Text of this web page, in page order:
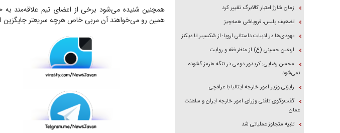
همچنین شنیده می‌شود برخی از اعضای تیم علاقه‌مند
همین رو می‌خواهند آن مربی خاص هرچه سریعتر جایگزین
زمان شارژ اعتبار کالابرگ تغییر کرد
تضعیف پلیس، فروپاشی همه‌چیز
یهودی‌ها در ادبیات داستانی اروپا؛ از شکسپیر تا دیکنز
اربعین حسینی (ع) از منظر فقه و روایت
محسن رضایی: کریدور دومی در تنگه هرمز گشوده
نمی‌شود
رایزنی وزیر امور خارجه ایتالیا با عراقچی
گفت‌وگوی تلفنی وزرای امور خارجه ایران و سلطنت
عمان
تنبیه متجاوز عملیاتی شد